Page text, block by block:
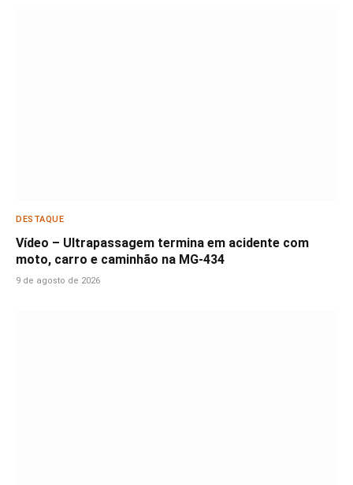
DESTAQUE
Vídeo – Ultrapassagem termina em acidente com
moto, carro e caminhão na MG-434
9 de agosto de 2026